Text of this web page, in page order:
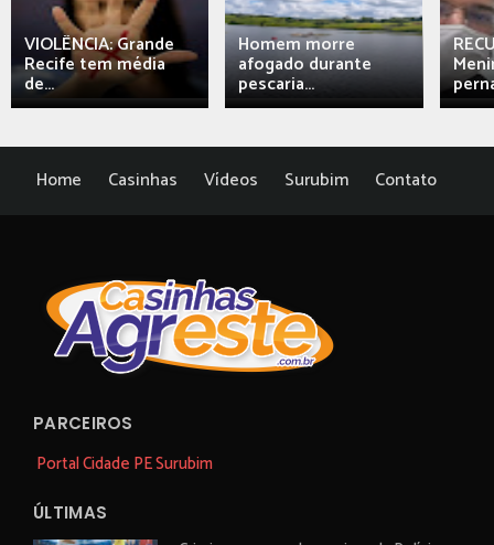
VIOLÊNCIA: Grande
Recife tem média
de...
Homem morre
afogado durante
pescaria...
Home Casinhas Vídeos Surubim Contato
PARCEIROS
Portal Cidade PE Surubim
ÚLTIMAS